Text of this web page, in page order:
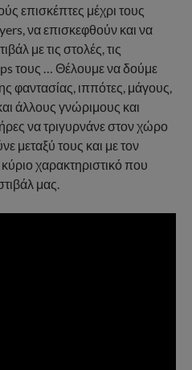
επισκέπτες μέχρι τους
να επισκεφθούν και να
με τις στολές, τις
τους … Θέλουμε να δούμε
φαντασίας, ιππότες, μάγους,
άλλους γνώριμους και
να τριγυρνάνε στον χώρο
μεταξύ τους και με τον
χαρακτηριστικό που
μας.